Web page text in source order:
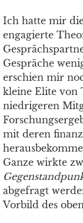
Ich hatte mir
engagierte
Gespräche
erschien mir
kleine Elite von
niedrigeren
mit deren
Ganze wirkte
abgefragt
Vorbild des